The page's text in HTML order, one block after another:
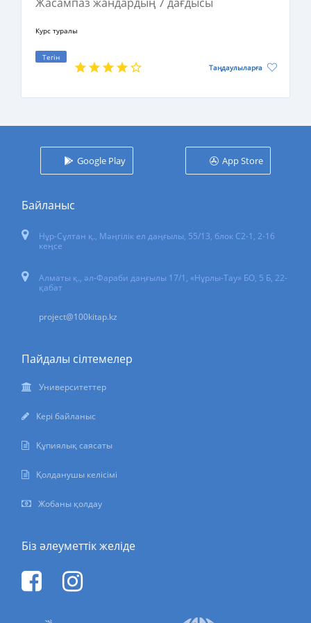
Курс туралы
Тегін
Таңдаулыларға
Google Play App Store
Байланыс
Нұр-Сұлтан қ., Мәңгілік ел даңғылы, 55/13, блок С2-1, 2-16
кеңсе
Алматы қ., әл-Фараби даңғылы 17/1, «Нұрлы-Тау» БО, 5 Б, 22-
қабат
project@100kitap.kz
Пайдалы сілтемелер
Университеттер
Кері байланыс
Құпиялық саясаты
Қолданушы келісімі
Жобаны қолдау
Біз әлеуметтік желіде